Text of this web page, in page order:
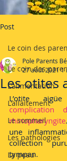
Post
Le coin des
L'alimentation
L'allaitement
Le sommeil
Les pathologies
La peau
Le coin des
Les otites
Pole Parents
27 août 20211
rhinopharyngite
une
collection
tympan.